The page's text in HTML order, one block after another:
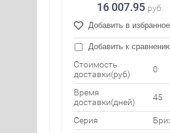
16 007.95 руб.
Добавить в избранное
Добавить к
Стоимость
доставки(руб)
0
Время
доставки(дней)
45
Серия